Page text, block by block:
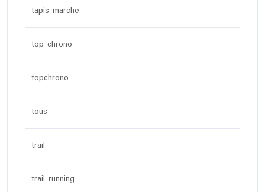
tapis marche
top chrono
topchrono
tous
trail
trail running